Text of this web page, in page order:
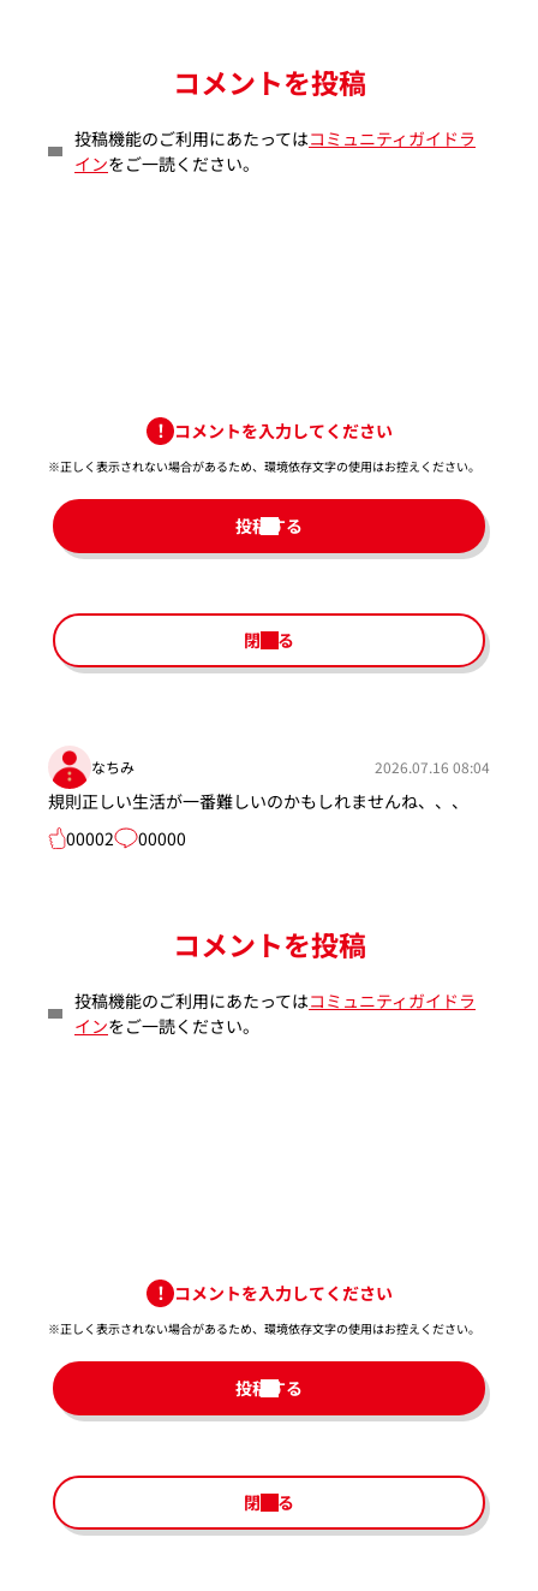
コメントを投稿
投稿機能のご利用にあたってはコミュニティガイドラ
インをご一読ください。
コメントを入力してください
※正しく表示されない場合があるため、環境依存文字の使用はお控えください。​
投稿する
閉じる
なちみ 2026.07.16 08:04
規則正しい生活が一番難しいのかもしれませんね、、、
00002
00000
コメントを投稿
投稿機能のご利用にあたってはコミュニティガイドラ
インをご一読ください。
コメントを入力してください
※正しく表示されない場合があるため、環境依存文字の使用はお控えください。​
投稿する
閉じる